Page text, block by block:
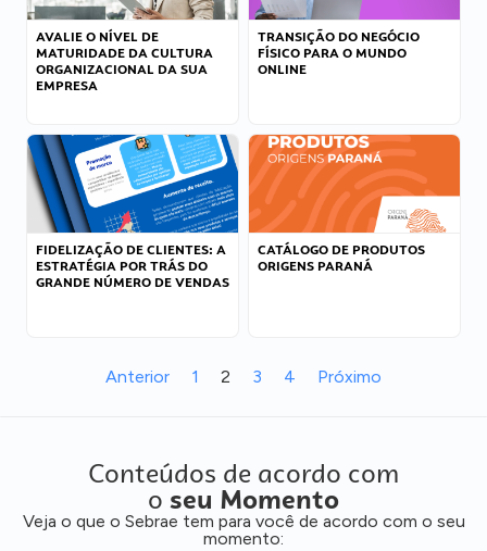
AVALIE O NÍVEL DE
MATURIDADE DA CULTURA
ORGANIZACIONAL DA SUA
EMPRESA
TRANSIÇÃO DO NEGÓCIO
FÍSICO PARA O MUNDO
ONLINE
FIDELIZAÇÃO DE CLIENTES: A
ESTRATÉGIA POR TRÁS DO
GRANDE NÚMERO DE VENDAS
CATÁLOGO DE PRODUTOS
ORIGENS PARANÁ
Anterior 1 2 3 4 Próximo
Conteúdos de acordo com
o seu Momento
Veja o que o Sebrae tem para você de acordo com o seu
momento: